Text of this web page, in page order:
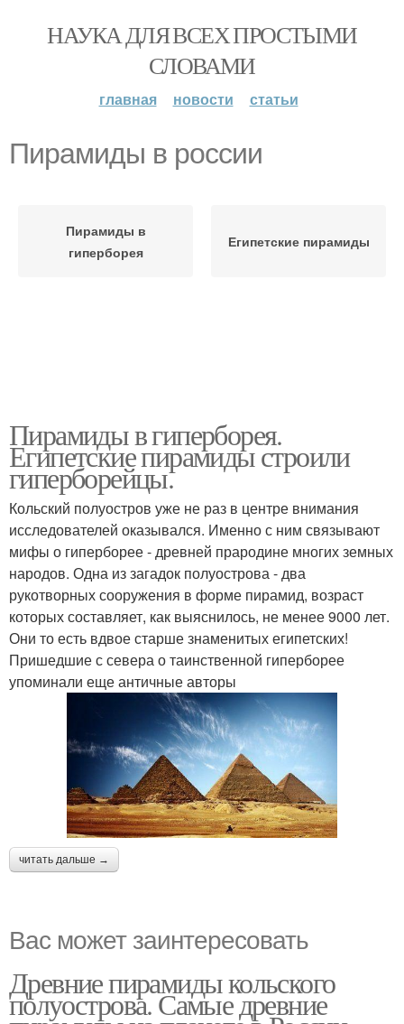
НАУКА ДЛЯ ВСЕХ ПРОСТЫМИ
СЛОВАМИ
главная новости статьи
Пирамиды в россии
Пирамиды в
гиперборея
Египетские пирамиды
Пирамиды в гиперборея.
Египетские пирамиды строили
гиперборейцы.
Кольский полуостров уже не раз в центре внимания
исследователей оказывался. Именно с ним связывают
мифы о гиперборее - древней прародине многих земных
народов. Одна из загадок полуострова - два
рукотворных сооружения в форме пирамид, возраст
которых составляет, как выяснилось, не менее 9000 лет.
Они то есть вдвое старше знаменитых египетских!
Пришедшие с севера о таинственной гиперборее
упоминали еще античные авторы
читать дальше →
Вас может заинтересовать
Древние пирамиды кольского
полуострова. Самые древние